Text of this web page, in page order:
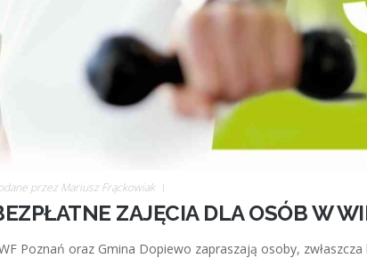
przez Mariusz Frąckowiak
ZAJĘCIA DLA OSÓB W
Poznań oraz Gmina Dopiewo zapraszają osoby,